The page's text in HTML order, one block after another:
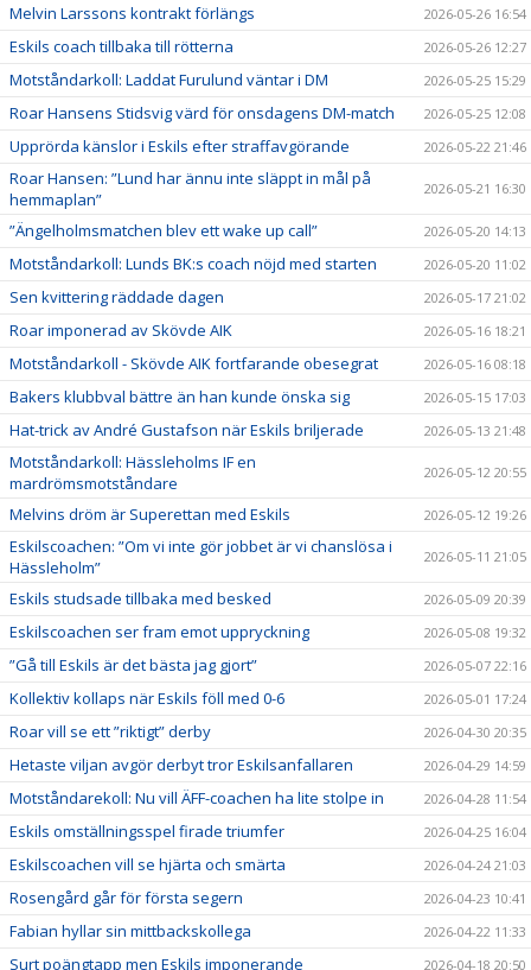
Melvin Larssons kontrakt förlängs 2026-05-26 16:54
Eskils coach tillbaka till rötterna 2026-05-26 12:27
Motståndarkoll: Laddat Furulund väntar i DM 2026-05-25 15:29
Roar Hansens Stidsvig värd för onsdagens DM-match 2026-05-25 12:08
Upprörda känslor i Eskils efter straffavgörande 2026-05-22 21:46
Roar Hansen: ”Lund har ännu inte släppt in mål på
hemmaplan”
2026-05-21 16:30
”Ängelholmsmatchen blev ett wake up call” 2026-05-20 14:13
Motståndarkoll: Lunds BK:s coach nöjd med starten 2026-05-20 11:02
Sen kvittering räddade dagen 2026-05-17 21:02
Roar imponerad av Skövde AIK 2026-05-16 18:21
Motståndarkoll - Skövde AIK fortfarande obesegrat 2026-05-16 08:18
Bakers klubbval bättre än han kunde önska sig 2026-05-15 17:03
Hat-trick av André Gustafson när Eskils briljerade 2026-05-13 21:48
Motståndarkoll: Hässleholms IF en
mardrömsmotståndare
2026-05-12 20:55
Melvins dröm är Superettan med Eskils 2026-05-12 19:26
Eskilscoachen: ”Om vi inte gör jobbet är vi chanslösa i
Hässleholm”
2026-05-11 21:05
Eskils studsade tillbaka med besked 2026-05-09 20:39
Eskilscoachen ser fram emot uppryckning 2026-05-08 19:32
”Gå till Eskils är det bästa jag gjort” 2026-05-07 22:16
Kollektiv kollaps när Eskils föll med 0-6 2026-05-01 17:24
Roar vill se ett ”riktigt” derby 2026-04-30 20:35
Hetaste viljan avgör derbyt tror Eskilsanfallaren 2026-04-29 14:59
Motståndarekoll: Nu vill ÄFF-coachen ha lite stolpe in 2026-04-28 11:54
Eskils omställningsspel firade triumfer 2026-04-25 16:04
Eskilscoachen vill se hjärta och smärta 2026-04-24 21:03
Rosengård går för första segern 2026-04-23 10:41
Fabian hyllar sin mittbackskollega 2026-04-22 11:33
Surt poängtapp men Eskils imponerande 2026-04-18 20:50